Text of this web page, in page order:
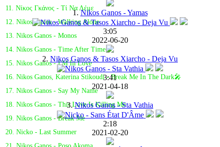
11. Νίκος Γκάνος - Τί Να Λέμε
12. Nikos Ganos - Walking Alone
13. Nikos Ganos - Monos
14. Nikos Ganos - Time After Time
15. Nikos Ganos - I'M In Love
16. Nikos Ganos, Katerina Stikoudi - Break Me In The Dark🎤
17. Nikos Ganos - Say My Name
18. Nikos Ganos - This Love Is Killing Me
19. Nikos Ganos - Break Me
20. Nicko - Last Summer
1.Nikos Ganos - Yamas
3:05
2022-06-20
2. Nikos Ganos & Tasos Xiarcho - Deja Vu
3:41
2021-04-18
3.Nikos Ganos - Sta Vathia
2:18
2021-02-20